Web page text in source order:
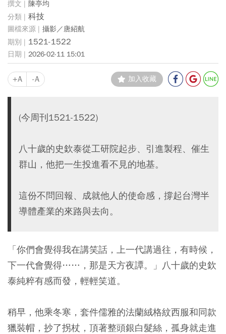
陳亭均
科技
攝影／唐紹航
1521-1522
2026-02-11 15:01
+A -A 加入收藏
(今周刊1521-1522)
八十歲的史欽泰從工研院起步、引進製程、催生
群山，他把一生投進看不見的地基。
這份不問回報、成就他人的使命感，撐起台灣半
導體產業的來路與去向。
「你們會覺得我在講笑話，上一代講過往，有時候，
下一代會覺得……，那是天方夜譚。」八十歲的史欽
泰純粹有感而發，輕輕笑道。
稍早，他乘冬寒，套件儒雅的法蘭絨格紋西服和同款
獵裝帽，抄了拐杖，頂著整頭銀白髮絲，孤身就走進